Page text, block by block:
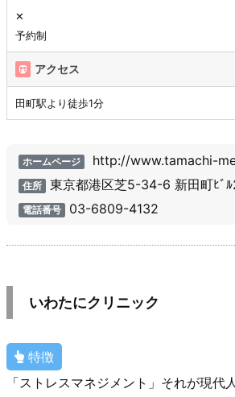
✕
予約制
アクセス
田町駅より徒歩1分
ホームページ http://www.tamachi-
住所 東京都港区芝5-34-6 新田町ﾋﾞﾙ
電話番号 03-6809-4132
いわたにクリニック
特徴
「ストレスマネジメント」それが現代